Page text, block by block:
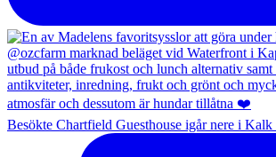
Besökte Chartfield Guesthouse igår nere i Kalk